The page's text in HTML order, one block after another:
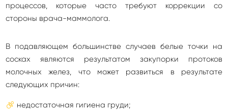
процессов, которые часто требуют коррекции со
стороны врача-маммолога.
В подавляющем большинстве случаев белые точки на
сосках являются результатом закупорки протоков
молочных желез, что может развиться в результате
следующих причин:
недостаточная гигиена груди;